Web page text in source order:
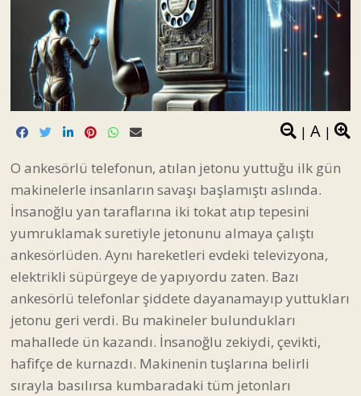
| A |
O ankesörlü telefonun, atılan jetonu yuttuğu ilk gün
makinelerle insanların savaşı başlamıştı aslında.
İnsanoğlu yan taraflarına iki tokat atıp tepesini
yumruklamak suretiyle jetonunu almaya çalıştı
ankesörlüden. Aynı hareketleri evdeki televizyona,
elektrikli süpürgeye de yapıyordu zaten. Bazı
ankesörlü telefonlar şiddete dayanamayıp yuttukları
jetonu geri verdi. Bu makineler bulundukları
mahallede ün kazandı. İnsanoğlu zekiydi, çevikti,
hafifçe de kurnazdı. Makinenin tuşlarına belirli
sırayla basılırsa kumbaradaki tüm jetonları